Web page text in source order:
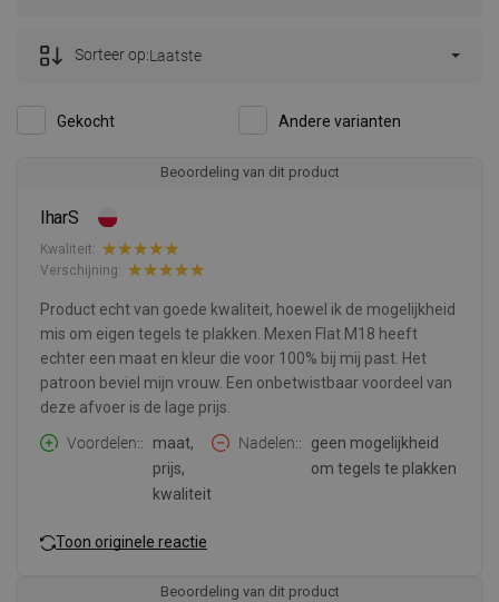
Gekocht Andere varianten
Sorteer op:Laatste
Beoordeling van dit product
IharS
Kwaliteit:
Verschijning:
Product echt van goede kwaliteit, hoewel ik de mogelijkheid
mis om eigen tegels te plakken. Mexen Flat M18 heeft
echter een maat en kleur die voor 100% bij mij past. Het
patroon beviel mijn vrouw. Een onbetwistbaar voordeel van
deze afvoer is de lage prijs.
Voordelen:
maat,
prijs,
kwaliteit
Nadelen:
geen mogelijkheid
om tegels te plakken
Toon originele reactie
Beoordeling van dit product